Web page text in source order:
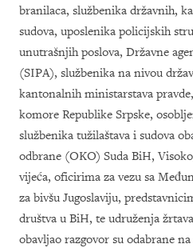
branilaca, službenika državnih,
sudova, uposlenika policijskih
unutrašnjih poslova, Državne
(SIPA), službenika na nivou
kantonalnih ministarstava
komore Republike Srpske,
službenika tužilaštava i sudova
odbrane (OKO) Suda BiH,
vijeća, oficirima za vezu sa
za bivšu Jugoslaviju,
društva u BiH, te udruženja
obavljao razgovor su odabrane